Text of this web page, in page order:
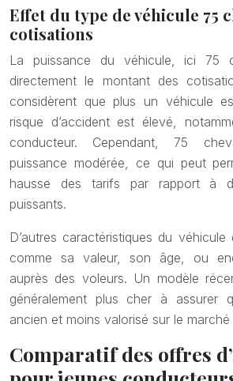
Effet du type de véhicule 75
cotisations
La puissance du véhicule, ici 75
directement le montant des
considèrent que plus un véhicule
risque d’accident est élevé,
conducteur. Cependant, 75
puissance modérée, ce qui peut
hausse des tarifs par rapport à
puissants.
D’autres caractéristiques du
comme sa valeur, son âge, ou
auprès des voleurs. Un modèle
généralement plus cher à assurer
ancien et moins valorisé sur le marché
Comparatif des offres